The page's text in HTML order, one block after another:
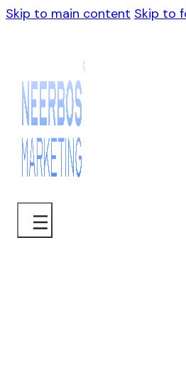
Skip to main content Skip to